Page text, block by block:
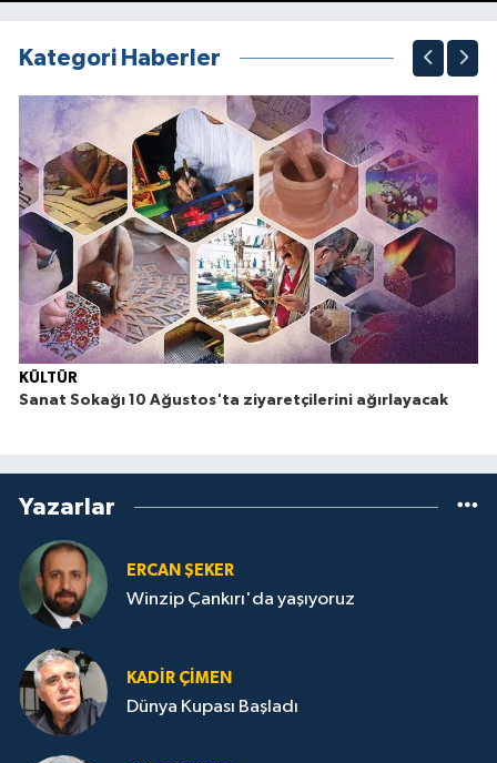
Kategori Haberler
KÜLTÜR
Sanat Sokağı 10 Ağustos'ta ziyaretçilerini ağırlayacak
Yazarlar
ERCAN ŞEKER
Winzip Çankırı'da yaşıyoruz
KADIR ÇIMEN
Dünya Kupası Başladı